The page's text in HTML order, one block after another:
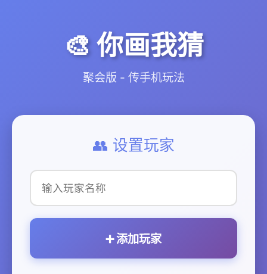
🎨 你画我猜
聚会版 - 传手机玩法
👥 设置玩家
➕ 添加玩家